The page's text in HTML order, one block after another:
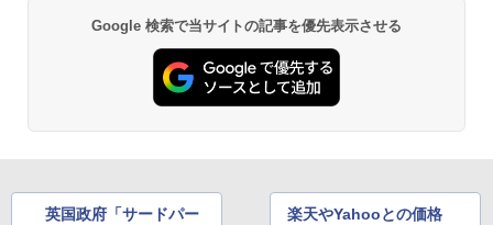
Google 検索で当サイトの記事を優先表示させる
英国政府「サードパー
楽天やYahooとの価格